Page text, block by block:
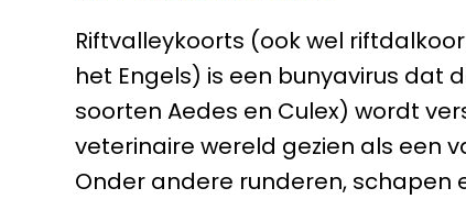
Riftvalleykoorts (ook wel
het Engels) is een bunyavirus dat
soorten Aedes en Culex) wordt
veterinaire wereld gezien als een
Onder andere runderen, schapen